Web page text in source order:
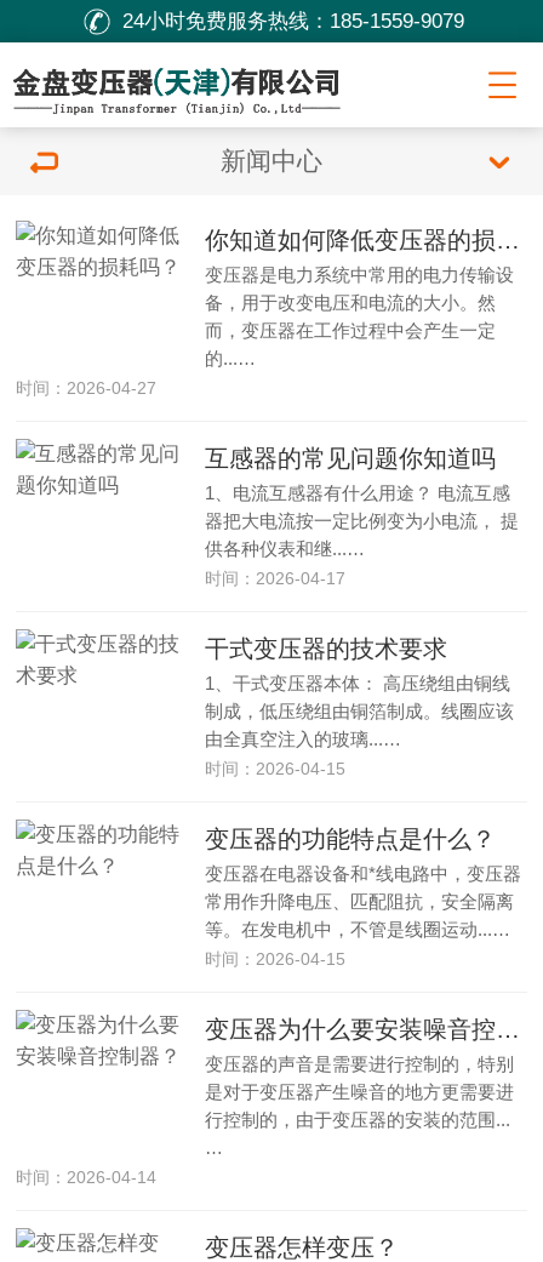
24小时免费服务热线： 185-1559-9079
新闻中心
你知道如何降低变压器的损耗吗？
变压器是电力系统中常用的电力传输设
备，用于改变电压和电流的大小。然
而，变压器在工作过程中会产生一定
的...…
时间：2026-04-27
互感器的常见问题你知道吗
1、电流互感器有什么用途？ 电流互感
器把大电流按一定比例变为小电流， 提
供各种仪表和继...…
时间：2026-04-17
干式变压器的技术要求
1、干式变压器本体： 高压绕组由铜线
制成，低压绕组由铜箔制成。线圈应该
由全真空注入的玻璃...…
时间：2026-04-15
变压器的功能特点是什么？
变压器在电器设备和*线电路中，变压器
常用作升降电压、匹配阻抗，安全隔离
等。在发电机中，不管是线圈运动...…
时间：2026-04-15
变压器为什么要安装噪音控制器？
变压器的声音是需要进行控制的，特别
是对于变压器产生噪音的地方更需要进
行控制的，由于变压器的安装的范围...
…
时间：2026-04-14
变压器怎样变压？